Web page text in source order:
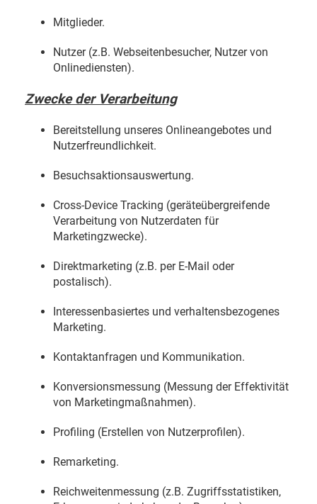
Mitglieder.
Nutzer (z.B. Webseitenbesucher, Nutzer von
Onlinediensten).
Zwecke der Verarbeitung
Bereitstellung unseres Onlineangebotes und
Nutzerfreundlichkeit.
Besuchsaktionsauswertung.
Cross-Device Tracking (geräteübergreifende
Verarbeitung von Nutzerdaten für
Marketingzwecke).
Direktmarketing (z.B. per E-Mail oder
postalisch).
Interessenbasiertes und verhaltensbezogenes
Marketing.
Kontaktanfragen und Kommunikation.
Konversionsmessung (Messung der Effektivität
von Marketingmaßnahmen).
Profiling (Erstellen von Nutzerprofilen).
Remarketing.
Reichweitenmessung (z.B. Zugriffsstatistiken,